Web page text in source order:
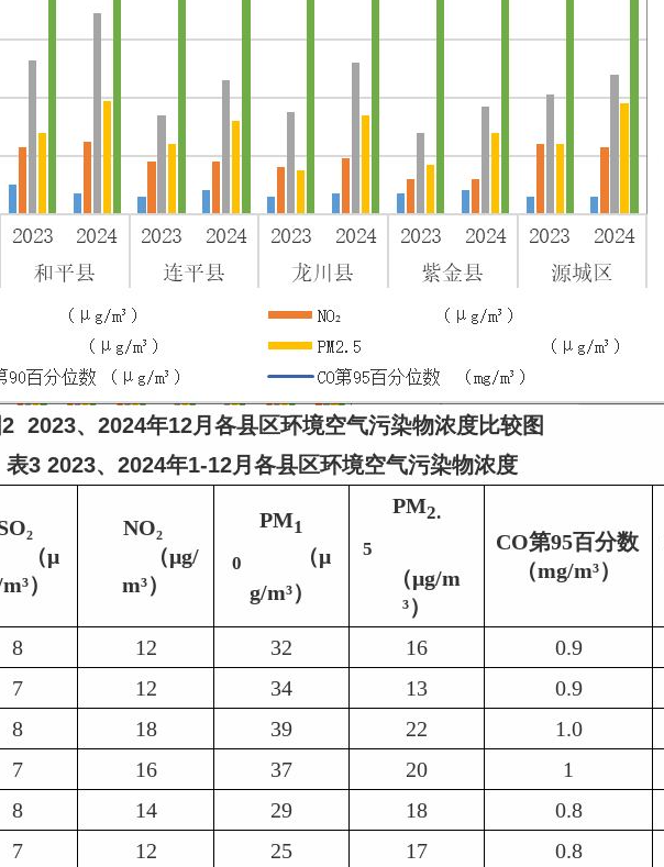
2 2023、2024年12月各县区环境空气污染物浓度比较图
表3 2023、2024年1-12月各县区环境空气污染物浓度
μ
）
NO₂
（μg/
m³）
PM1
0
（μ
g/m³）
PM2.
5
（μg/m
³）
CO第95百分数
（mg/m³）
8 12 32 16 0.9
7 12 34 13 0.9
8 18 39 22 1.0
7 16 37 20 1
8 14 29 18 0.8
7 12 25 17 0.8